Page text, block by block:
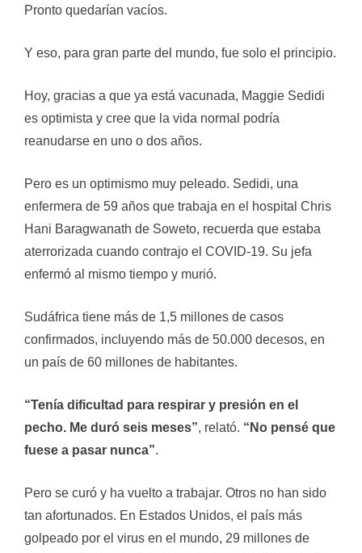
Pronto quedarían vacíos.
Y eso, para gran parte del mundo, fue solo el principio.
Hoy, gracias a que ya está vacunada, Maggie Sedidi
es optimista y cree que la vida normal podría
reanudarse en uno o dos años.
Pero es un optimismo muy peleado. Sedidi, una
enfermera de 59 años que trabaja en el hospital Chris
Hani Baragwanath de Soweto, recuerda que estaba
aterrorizada cuando contrajo el COVID-19. Su jefa
enfermó al mismo tiempo y murió.
Sudáfrica tiene más de 1,5 millones de casos
confirmados, incluyendo más de 50.000 decesos, en
un país de 60 millones de habitantes.
“Tenía dificultad para respirar y presión en el
pecho. Me duró seis meses”, relató. “No pensé que
fuese a pasar nunca”.
Pero se curó y ha vuelto a trabajar. Otros no han sido
tan afortunados. En Estados Unidos, el país más
golpeado por el virus en el mundo, 29 millones de